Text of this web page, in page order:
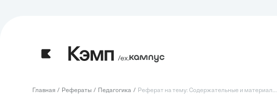
/ех.
Главная Рефераты Педагогика Реферат на тему: Содержательные и материал...